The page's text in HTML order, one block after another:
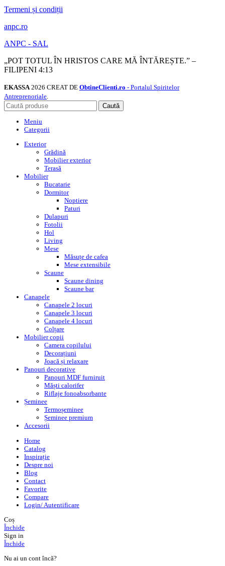
Termeni și condiții
anpc.ro
ANPC - SAL
„POT TOTUL ÎN HRISTOS CARE MĂ ÎNTĂREȘTE.” –
FILIPENI 4:13
EKASSA 2026 CREAT DE ObtineClienti.ro - Portalul Spiritelor
Antreprenoriale
Caută
Meniu
Categorii
Exterior
Grădină
Mobilier exterior
Terasă
Mobilier
Bucatarie
Dormitor
Noptiere
Paturi
Dulapuri
Fotolii
Hol
Living
Mese
Măsuțe de cafea
Mese extensibile
Scaune
Scaune dining
Scaune bar
Canapele
Canapele 2 locuri
Canapele 3 locuri
Canapele 4 locuri
Colțare
Mobilier copii
Camera copilului
Decorațiuni
Joacă și relaxare
Panouri decorative
Panouri MDF furniruit
Măști calorifer
Riflaje fonoabsorbante
Șeminee
Termoșeminee
Șeminee premium
Accesorii
Home
Catalog
Inspirație
Despre noi
Blog
Contact
Favorite
Compare
Login/ Autentificare
Coș
Închide
Sign in
Închide
Nu ai un cont încă?